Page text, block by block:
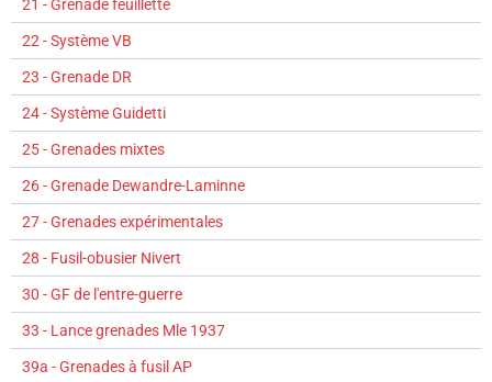
21 - Grenade feuillette
22 - Système VB
23 - Grenade DR
24 - Système Guidetti
25 - Grenades mixtes
26 - Grenade Dewandre-Laminne
27 - Grenades expérimentales
28 - Fusil-obusier Nivert
30 - GF de l'entre-guerre
33 - Lance grenades Mle 1937
39a - Grenades à fusil AP